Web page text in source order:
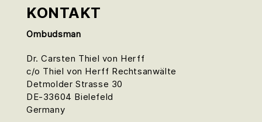
KONTAKT
Ombudsman
Dr. Carsten Thiel von Herff
c/o Thiel von Herff Rechtsanwälte
Detmolder Strasse 30
DE-33604 Bielefeld
Germany